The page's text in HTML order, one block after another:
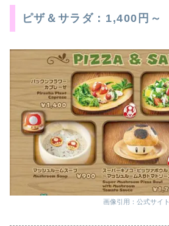
ピザ＆サラダ：1,400円～
画像引用：公式サイト